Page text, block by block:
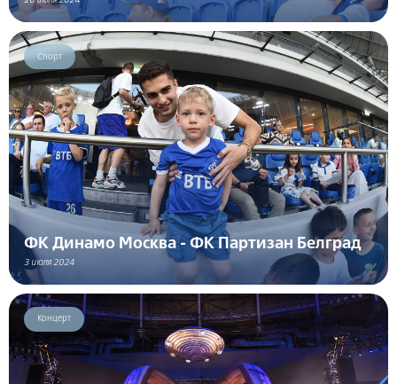
Спорт
ФК Динамо Москва - ФК Партизан Белград
3 июля 2024
Концерт